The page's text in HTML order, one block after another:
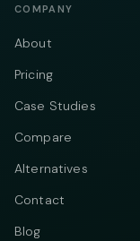
COMPANY
About
Pricing
Case Studies
Compare
Alternatives
Contact
Blog